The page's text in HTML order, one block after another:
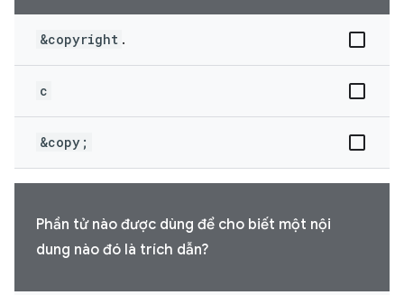
&copyright .
c
&copy;
Phần tử nào được dùng để cho biết một nội
dung nào đó là trích dẫn?